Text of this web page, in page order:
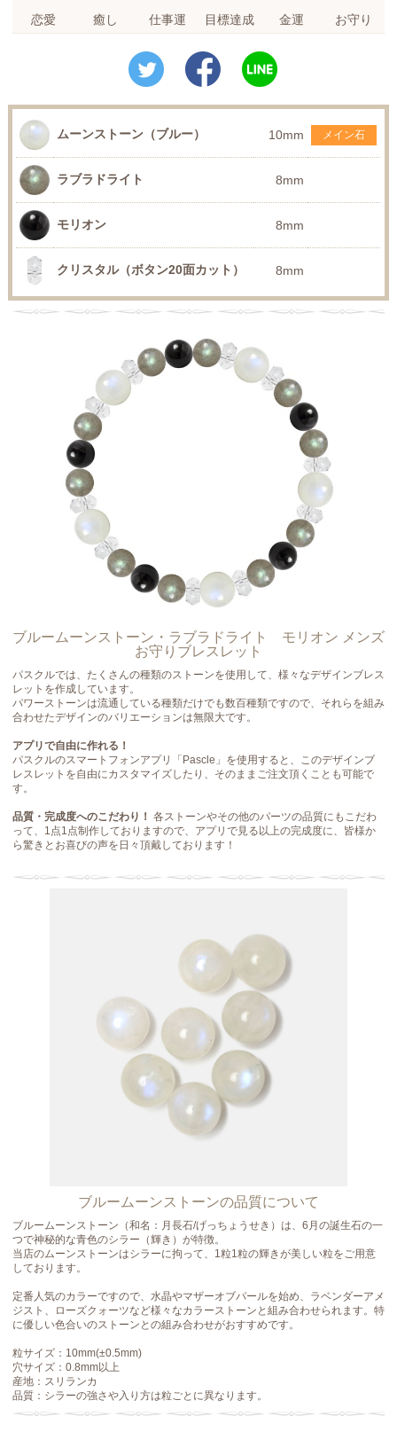
恋愛
癒し 仕事運 目標達成 金運 お守り
ムーンストーン（ブルー） 10mm メイン石
ラブラドライト 8mm
モリオン 8mm
クリスタル（ボタン20面カット） 8mm
ブルームーンストーン・ラブラドライト モリオン メンズ
お守りブレスレット
パスクルでは、たくさんの種類のストーンを使用して、様々なデザインブレス
レットを作成しています。
パワーストーンは流通している種類だけでも数百種類ですので、それらを組み
合わせたデザインのバリエーションは無限大です。
アプリで自由に作れる！
パスクルのスマートフォンアプリ「Pascle」を使用すると、このデザインブ
レスレットを自由にカスタマイズしたり、そのままご注文頂くことも可能で
す。
品質・完成度へのこだわり！ 各ストーンやその他のパーツの品質にもこだわ
って、1点1点制作しておりますので、アプリで見る以上の完成度に、皆様か
ら驚きとお喜びの声を日々頂戴しております！
ブルームーンストーンの品質について
ブルームーンストーン（和名：月長石/げっちょうせき）は、6月の誕生石の一
つで神秘的な青色のシラー（輝き）が特徴。
当店のムーンストーンはシラーに拘って、1粒1粒の輝きが美しい粒をご用意
しております。
定番人気のカラーですので、水晶やマザーオブパールを始め、ラベンダーアメ
ジスト、ローズクォーツなど様々なカラーストーンと組み合わせられます。特
に優しい色合いのストーンとの組み合わせがおすすめです。
粒サイズ：10mm(±0.5mm)
穴サイズ：0.8mm以上
産地：スリランカ
品質：シラーの強さや入り方は粒ごとに異なります。